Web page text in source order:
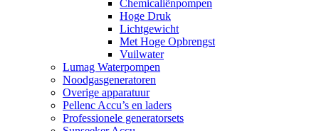
Chemicaliënpompen
Hoge Druk
Lichtgewicht
Met Hoge Opbrengst
Vuilwater
Lumag Waterpompen
Noodgasgeneratoren
Overige apparatuur
Pellenc Accu’s en laders
Professionele generatorsets